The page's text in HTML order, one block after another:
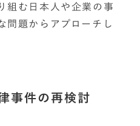
組む日本人や企業の事
問題からアプローチし
事件の再検討